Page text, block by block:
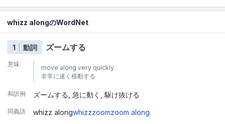
whizz alongのWordNet
1 動詞 ズームする
意味
move along very quickly
非常に速く移動する
和訳例 ズームする 急に動く 駆け抜ける
同義語 whizz alongwhizzzoomzoom along